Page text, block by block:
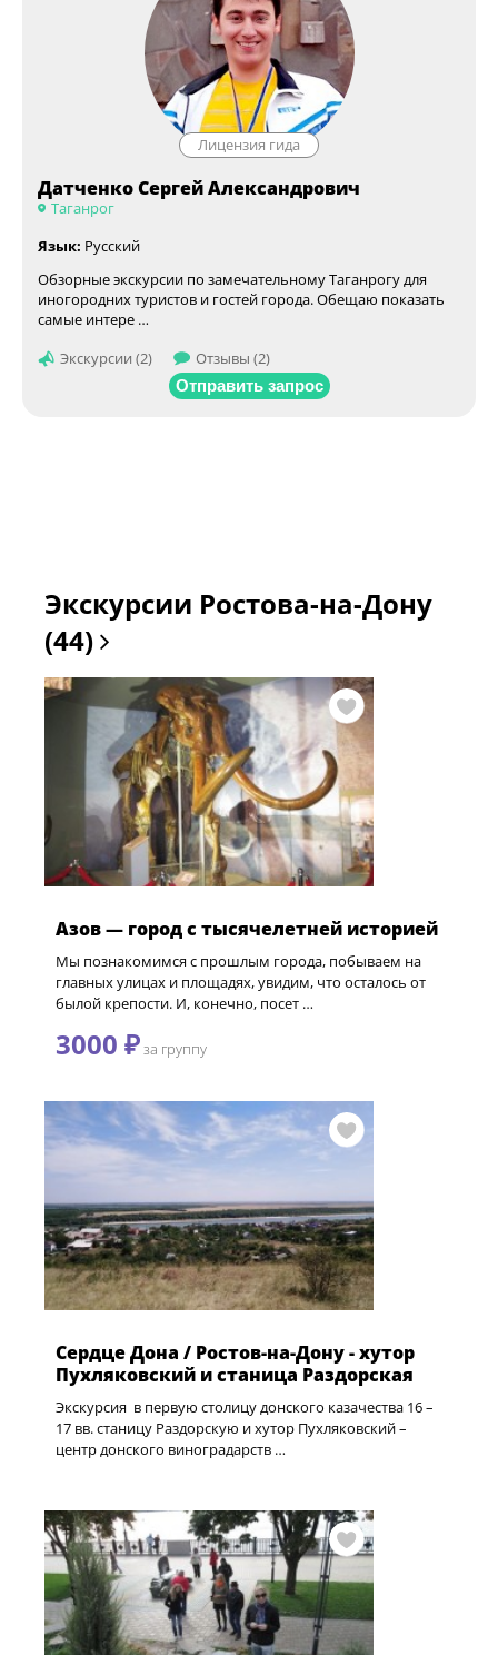
Лицензия гида
Датченко Сергей Александрович
Таганрог
Язык: Русский
Обзорные экскурсии по замечательному Таганрогу для
иногородних туристов и гостей города. Обещаю показать
самые интере …
Экскурсии (2)
Отзывы (2)
Отправить запрос
Экскурсии Ростова-на-Дону
(44)
Азов — город с тысячелетней историей
Мы познакомимся с прошлым города, побываем на
главных улицах и площадях, увидим, что осталось от
былой крепости. И, конечно, посет …
3000 ₽за группу
Сердце Дона / Ростов-на-Дону - хутор
Пухляковский и станица Раздорская
Экскурсия в первую столицу донского казачества 16 –
17 вв. станицу Раздорскую и хутор Пухляковский –
центр донского виноградарств …